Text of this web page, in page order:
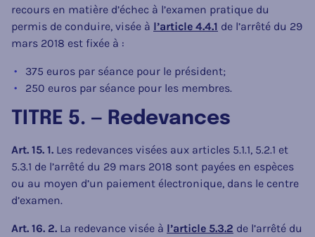
recours en matière d’échec à l’examen pratique du
permis de conduire, visée à l’article 4.4.1 de l’arrêté du 29
mars 2018 est fixée à :
375 euros par séance pour le président;
250 euros par séance pour les membres.
TITRE 5. — Redevances
Art. 15. 1. Les redevances visées aux articles 5.1.1, 5.2.1 et
5.3.1 de l’arrêté du 29 mars 2018 sont payées en espèces
ou au moyen d’un paiement électronique, dans le centre
d’examen.
Art. 16. 2. La redevance visée à l’article 5.3.2 de l’arrêté du